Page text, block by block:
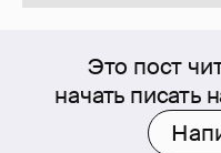
Это пост
начать писать